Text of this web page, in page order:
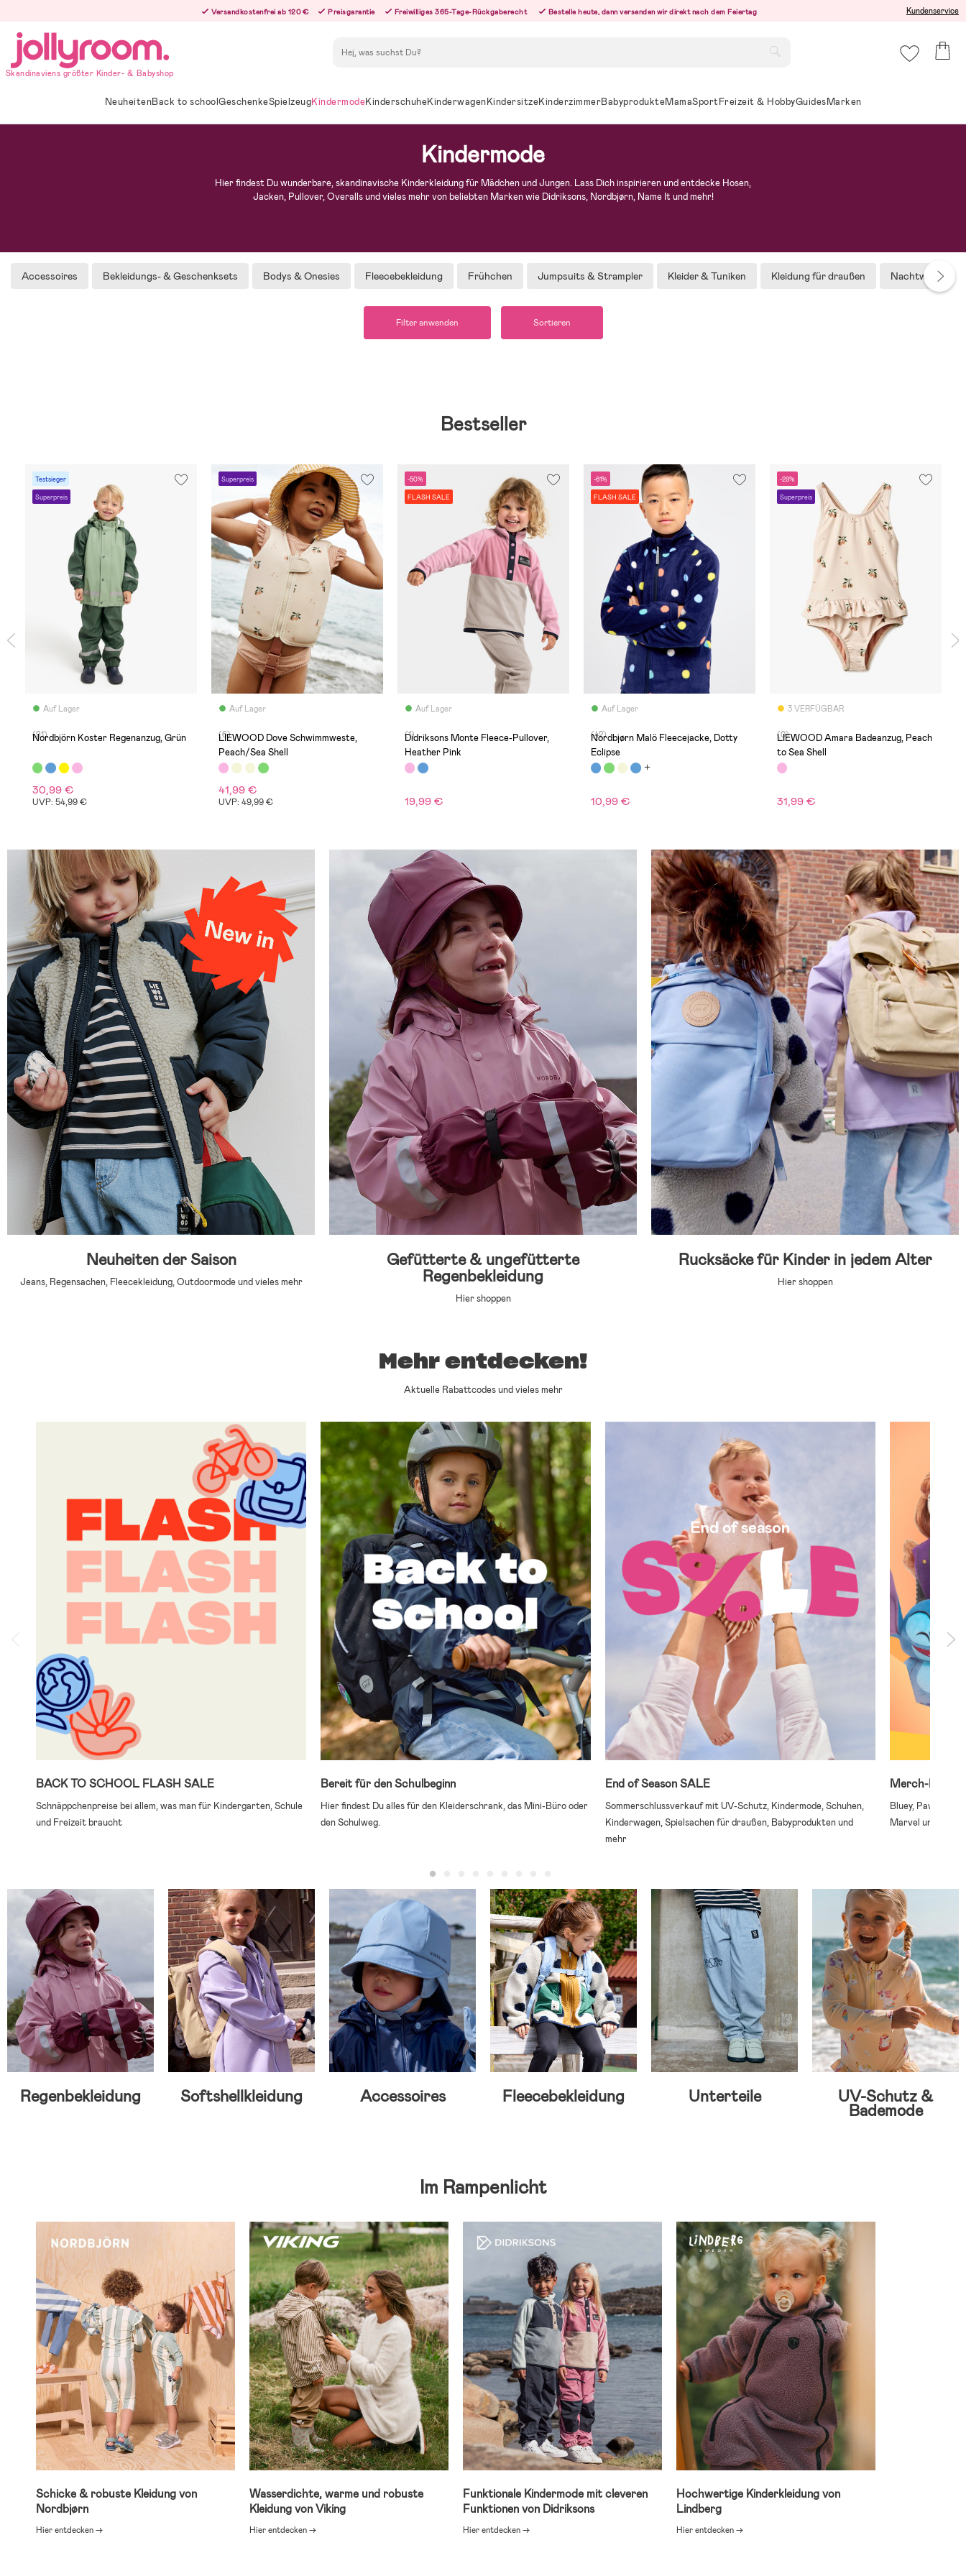
innehållet
Versandkostenfrei ab 120 € Preisgarantie Freiwilliges 365-Tage-Rückgaberecht Bestelle heute, dann versenden wir direkt nach dem Feiertag Kundenservice
Skandinaviens größter Kinder- & Babyshop
NeuheitenBack to schoolGeschenkeSpielzeugKindermodeKinderschuheKinderwagenKindersitzeKinderzimmerBabyprodukteMamaSportFreizeit & HobbyGuidesMarken
Kindermode
Hier findest Du wunderbare, skandinavische Kinderkleidung für Mädchen und Jungen. Lass Dich inspirieren und entdecke Hosen,
Jacken, Pullover, Overalls und vieles mehr von beliebten Marken wie Didriksons, Nordbjørn, Name It und mehr!
Accessoires Bekleidungs- & Geschenksets Bodys & Onesies Fleecebekleidung Frühchen Jumpsuits & Strampler Kleider & Tuniken Kleidung für draußen Nachtwäsche
Filter anwenden Sortieren
Bestseller
Testsieger
Superpreis
Auf Lager
(91)
Nordbjörn Koster Regenanzug, Grün
30,99 €
UVP: 54,99 €
Superpreis
Auf Lager
(6)
LIEWOOD Dove Schwimmweste,
Peach/Sea Shell
41,99 €
UVP: 49,99 €
-50%
FLASH SALE
Auf Lager
(1)
Didriksons Monte Fleece-Pullover,
Heather Pink
19,99 €
-61%
FLASH SALE
Auf Lager
(42)
Nordbjørn Malö Fleecejacke, Dotty
Eclipse
10,99 €
-29%
Superpreis
3 VERFÜGBAR
(0)
LIEWOOD Amara Badeanzug, Peach
to Sea Shell
31,99 €
Neuheiten der Saison
Jeans, Regensachen, Fleecekleidung, Outdoormode und vieles mehr
Gefütterte & ungefütterte
Regenbekleidung
Hier shoppen
Rucksäcke für Kinder in jedem Alter
Hier shoppen
Mehr entdecken!
Aktuelle Rabattcodes und vieles mehr
BACK TO SCHOOL FLASH SALE
Schnäppchenpreise bei allem, was man für Kindergarten, Schule
und Freizeit braucht
Bereit für den Schulbeginn
Hier findest Du alles für den Kleiderschrank, das Mini-Büro oder
den Schulweg.
End of Season SALE
Sommerschlussverkauf mit UV-Schutz, Kindermode, Schuhen,
Kinderwagen, Spielsachen für draußen, Babyprodukten und
mehr
Merch-
Bluey, Paw
Marvel und
Regenbekleidung Softshellkleidung Accessoires Fleecebekleidung Unterteile UV-Schutz &
Bademode
Im Rampenlicht
Schicke & robuste Kleidung von
Nordbjørn
Hier entdecken →
Wasserdichte, warme und robuste
Kleidung von Viking
Hier entdecken →
Funktionale Kindermode mit cleveren
Funktionen von Didriksons
Hier entdecken →
Hochwertige Kinderkleidung von
Lindberg
Hier entdecken →